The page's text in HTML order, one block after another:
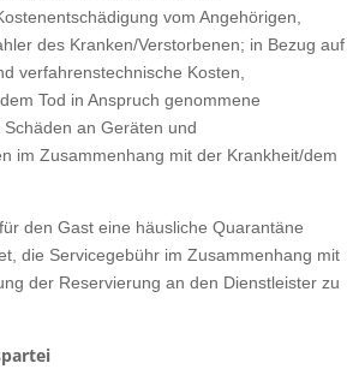
vom Angehörigen,
des Kranken/Verstorbenen; in Bezug auf
verfahrenstechnische Kosten,
Tod in Anspruch genommene
an Geräten und
im Zusammenhang mit der Krankheit/dem
den Gast eine häusliche Quarantäne
die Servicegebühr im Zusammenhang mit
der Reservierung an den Dienstleister zu